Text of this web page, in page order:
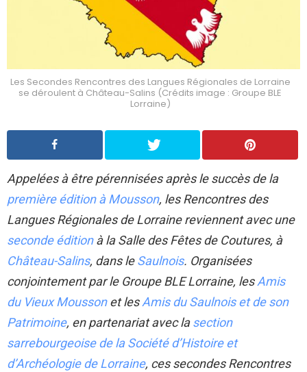
Les Secondes Rencontres des Langues Régionales de Lorraine
se déroulent à Château-Salins (Crédits image : Groupe BLE
Lorraine)
Appelées à être pérennisées après le succès de la
première édition à Mousson, les Rencontres des
Langues Régionales de Lorraine reviennent avec une
seconde éditionà la Salle des Fêtes de Coutures, à
Château-Salins, dans leSaulnois. Organisées
conjointement par le Groupe BLE Lorraine, lesAmis
du Vieux Moussonet lesAmis du Saulnois et de son
Patrimoine, en partenariat avec lasection
sarrebourgeoise de la Société d’Histoire et
d’Archéologie de Lorraine, ces secondes Rencontres